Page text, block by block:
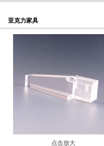
亚克力家具
点击放大